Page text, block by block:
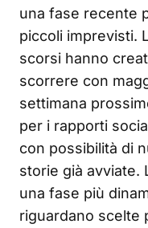
una fase recente
piccoli imprevisti.
scorsi hanno
scorrere con
settimana
per i rapporti
con possibilità di
storie già avviate.
una fase più
riguardano scelte